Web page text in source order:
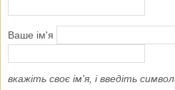
Ваше ім'я
вкажіть своє ім'я, і введіть